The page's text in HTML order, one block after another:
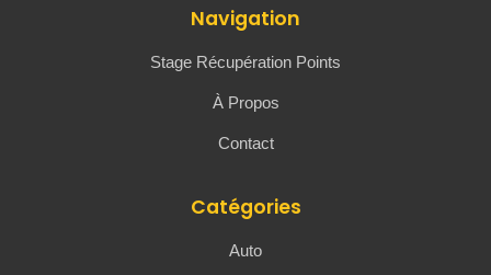
Navigation
Stage Récupération Points
À Propos
Contact
Catégories
Auto